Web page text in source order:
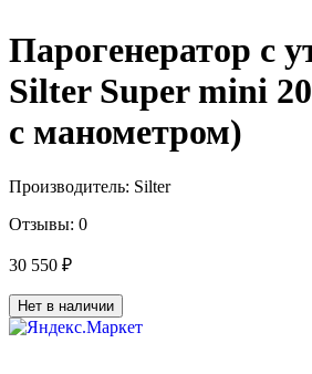
Парогенератор с
Silter Super mini
с манометром)
Производитель: Silter
Отзывы: 0
30 550 ₽
Нет в наличии